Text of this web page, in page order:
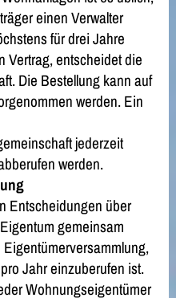
einen Verwalter
für drei Jahre
Vertrag, entscheidet die
Die Bestellung kann auf
werden. Ein
jederzeit
werden.
Entscheidungen über
gemeinsam
Jahr einzuberufen ist.
Wohnungseigentümer